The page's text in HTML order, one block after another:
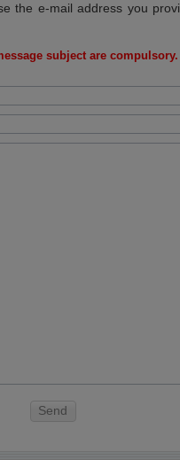
the e-mail address you
subject are compulsory.
Send